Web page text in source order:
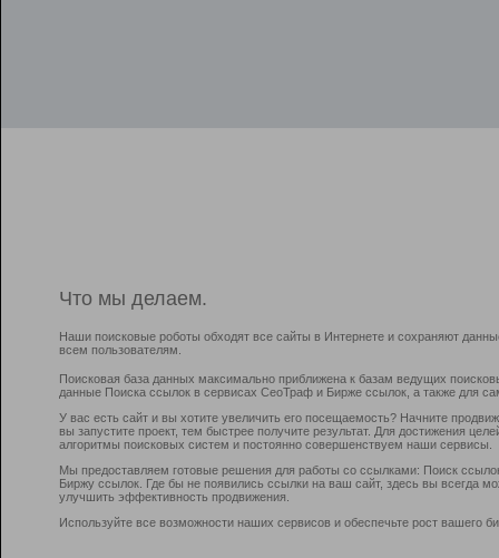
Что мы делаем.
Наши поисковые роботы обходят все сайты в Интернете и сохраняют
всем пользователям.
Поисковая база данных максимально приближена к базам ведущих
данные Поиска ссылок в сервисах СеоТраф и Бирже ссылок, а также для
У вас есть сайт и вы хотите увеличить его посещаемость? Начните
вы запустите проект, тем быстрее получите результат. Для достижения
алгоритмы поисковых систем и постоянно совершенствуем наши сервисы.
Мы предоставляем готовые решения для работы со ссылками: Поиск
Биржу ссылок. Где бы не появились ссылки на ваш сайт, здесь вы всегда
улучшить эффективность продвижения.
Используйте все возможности наших сервисов и обеспечьте рост вашего